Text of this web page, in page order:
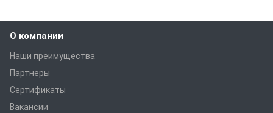
О компании
Наши преимущества
Партнеры
Сертификаты
Вакансии